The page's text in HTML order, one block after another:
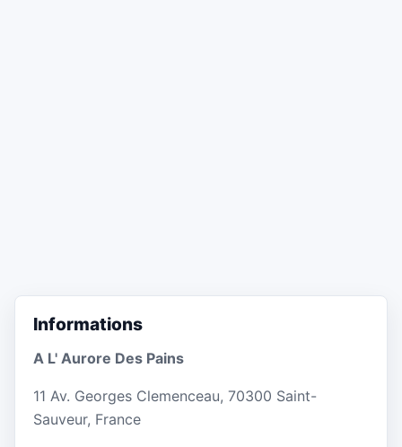
Informations
A L' Aurore Des Pains
11 Av. Georges Clemenceau, 70300 Saint-
Sauveur, France